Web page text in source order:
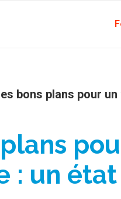
bons plans pour
: un